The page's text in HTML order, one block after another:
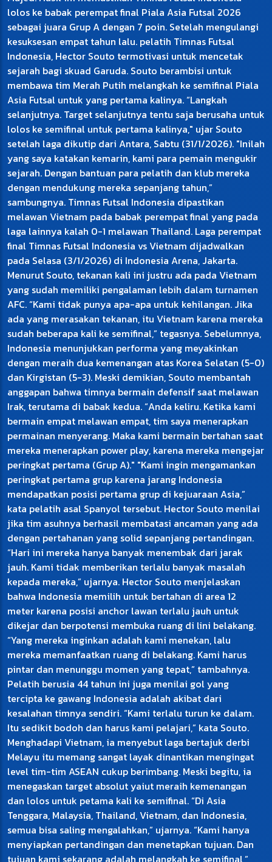
lolos ke babak perempat final Piala Asia Futsal 2026
sebagai juara Grup A dengan 7 poin. Setelah mengulangi
kesuksesan empat tahun lalu. pelatih Timnas Futsal
Indonesia, Hector Souto termotivasi untuk mencetak
sejarah bagi skuad Garuda. Souto berambisi untuk
membawa tim Merah Putih melangkah ke semifinal Piala
Asia Futsal untuk yang pertama kalinya. “Langkah
selanjutnya. Target selanjutnya tentu saja berusaha untuk
lolos ke semifinal untuk pertama kalinya," ujar Souto
setelah laga dikutip dari Antara, Sabtu (31/1/2026). "Inilah
yang saya katakan kemarin, kami para pemain mengukir
sejarah. Dengan bantuan para pelatih dan klub mereka
dengan mendukung mereka sepanjang tahun,”
sambungnya. Timnas Futsal Indonesia dipastikan
melawan Vietnam pada babak perempat final yang pada
laga lainnya kalah 0-1 melawan Thailand. Laga perempat
final Timnas Futsal Indonesia vs Vietnam dijadwalkan
pada Selasa (3/1/2026) di Indonesia Arena, Jakarta.
Menurut Souto, tekanan kali ini justru ada pada Vietnam
yang sudah memiliki pengalaman lebih dalam turnamen
AFC. “Kami tidak punya apa-apa untuk kehilangan. Jika
ada yang merasakan tekanan, itu Vietnam karena mereka
sudah beberapa kali ke semifinal,” tegasnya. Sebelumnya,
Indonesia menunjukkan performa yang meyakinkan
dengan meraih dua kemenangan atas Korea Selatan (5-0)
dan Kirgistan (5-3). Meski demikian, Souto membantah
anggapan bahwa timnya bermain defensif saat melawan
Irak, terutama di babak kedua. “Anda keliru. Ketika kami
bermain empat melawan empat, tim saya menerapkan
permainan menyerang. Maka kami bermain bertahan saat
mereka menerapkan power play, karena mereka mengejar
peringkat pertama (Grup A)." "Kami ingin mengamankan
peringkat pertama grup karena jarang Indonesia
mendapatkan posisi pertama grup di kejuaraan Asia,”
kata pelatih asal Spanyol tersebut. Hector Souto menilai
jika tim asuhnya berhasil membatasi ancaman yang ada
dengan pertahanan yang solid sepanjang pertandingan.
“Hari ini mereka hanya banyak menembak dari jarak
jauh. Kami tidak memberikan terlalu banyak masalah
kepada mereka,” ujarnya. Hector Souto menjelaskan
bahwa Indonesia memilih untuk bertahan di area 12
meter karena posisi anchor lawan terlalu jauh untuk
dikejar dan berpotensi membuka ruang di lini belakang.
“Yang mereka inginkan adalah kami menekan, lalu
mereka memanfaatkan ruang di belakang. Kami harus
pintar dan menunggu momen yang tepat,” tambahnya.
Pelatih berusia 44 tahun ini juga menilai gol yang
tercipta ke gawang Indonesia adalah akibat dari
kesalahan timnya sendiri. “Kami terlalu turun ke dalam.
Itu sedikit bodoh dan harus kami pelajari,” kata Souto.
Menghadapi Vietnam, ia menyebut laga bertajuk derbi
Melayu itu memang sangat layak dinantikan mengingat
level tim-tim ASEAN cukup berimbang. Meski begitu, ia
menegaskan target absolut yaiut meraih kemenangan
dan lolos untuk petama kali ke semifinal. “Di Asia
Tenggara, Malaysia, Thailand, Vietnam, dan Indonesia,
semua bisa saling mengalahkan,” ujarnya. “Kami hanya
menyiapkan pertandingan dan menetapkan tujuan. Dan
tujuan kami sekarang adalah melangkah ke semifinal,”